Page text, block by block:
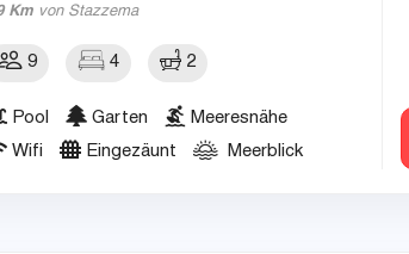
Km von Stazzema
9 4 2
Pool Garten
Meeresnähe
Wifi
Eingezäunt Meerblick